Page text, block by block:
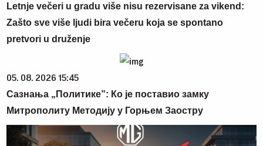
Letnje večeri u gradu više nisu rezervisane za vikend:
Zašto sve više ljudi bira večeru koja se spontano
pretvori u druženje
05. 08. 2026 15:45
Сазнања „Политике”: Ко је поставио замку
Митрополиту Методију у Горњем Заостру